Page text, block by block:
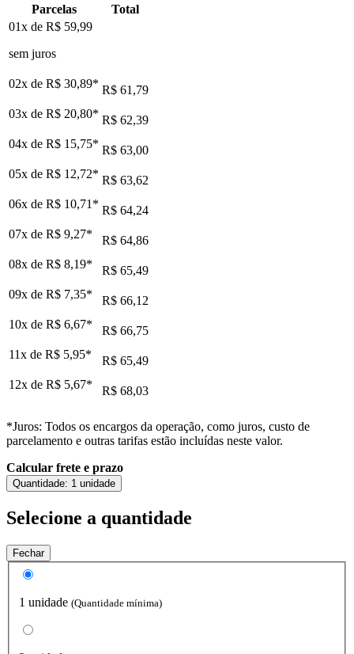
Parcelas
Total
01x de R$ 59,99
sem juros
02x de R$ 30,89* R$ 61,79
03x de R$ 20,80* R$ 62,39
04x de R$ 15,75* R$ 63,00
05x de R$ 12,72* R$ 63,62
06x de R$ 10,71 * R$ 64,24
07x de R$ 9,27*
R$ 64,86
08x de R$ 8,19*
R$ 65,49
09x de R$ 7,35*
R$ 66,12
10x de R$ 6,67*
R$ 66,75
11x de R$ 5,95*
R$ 65,49
12x de R$ 5,67* R$ 68,03
*Juros: Todos os encargos da operação, como juros, custo de
parcelamento e outras tarifas estão incluídas neste valor.
Calcular frete e prazo
Quantidade: 1 unidade
Selecione a quantidade
Fechar
1 unidade (Quantidade mínima)